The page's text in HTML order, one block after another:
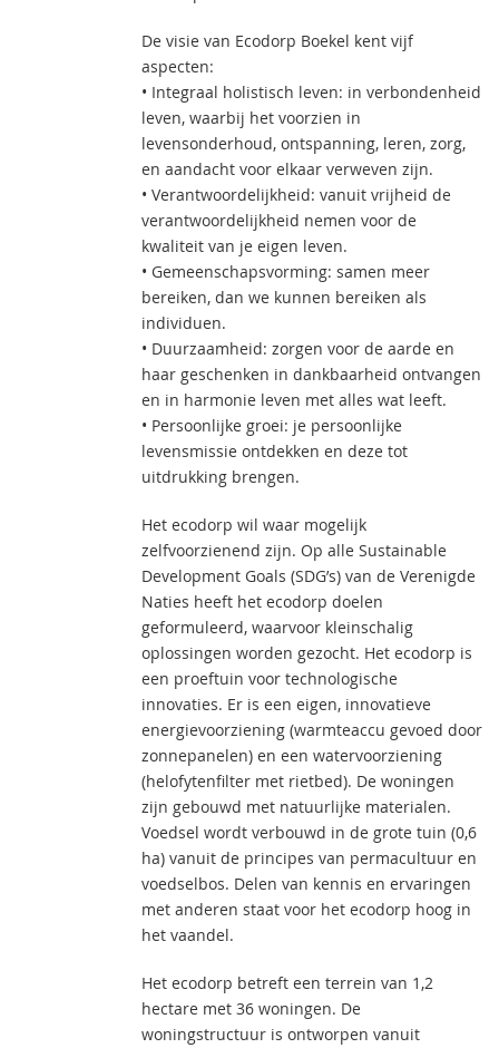
De visie van Ecodorp Boekel kent vijf
aspecten:
• Integraal holistisch leven: in verbondenheid
leven, waarbij het voorzien in
levensonderhoud, ontspanning, leren, zorg,
en aandacht voor elkaar verweven zijn.
• Verantwoordelijkheid: vanuit vrijheid de
verantwoordelijkheid nemen voor de
kwaliteit van je eigen leven.
• Gemeenschapsvorming: samen meer
bereiken, dan we kunnen bereiken als
individuen.
• Duurzaamheid: zorgen voor de aarde en
haar geschenken in dankbaarheid ontvangen
en in harmonie leven met alles wat leeft.
• Persoonlijke groei: je persoonlijke
levensmissie ontdekken en deze tot
uitdrukking brengen.
Het ecodorp wil waar mogelijk
zelfvoorzienend zijn. Op alle Sustainable
Development Goals (SDG’s) van de Verenigde
Naties heeft het ecodorp doelen
geformuleerd, waarvoor kleinschalig
oplossingen worden gezocht. Het ecodorp is
een proeftuin voor technologische
innovaties. Er is een eigen, innovatieve
energievoorziening (warmteaccu gevoed door
zonnepanelen) en een watervoorziening
(helofytenfilter met rietbed). De woningen
zijn gebouwd met natuurlijke materialen.
Voedsel wordt verbouwd in de grote tuin (0,6
ha) vanuit de principes van permacultuur en
voedselbos. Delen van kennis en ervaringen
met anderen staat voor het ecodorp hoog in
het vaandel.
Het ecodorp betreft een terrein van 1,2
hectare met 36 woningen. De
woningstructuur is ontworpen vanuit